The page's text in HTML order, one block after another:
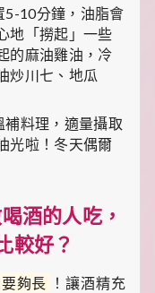
5-10分鐘，油脂會
地「撈起」一些
的麻油雞油，冷
炒川七、地瓜
補料理，適量攝取
光啦！冬天偶爾
酒的人吃，
較好？
夠長
！讓酒精充